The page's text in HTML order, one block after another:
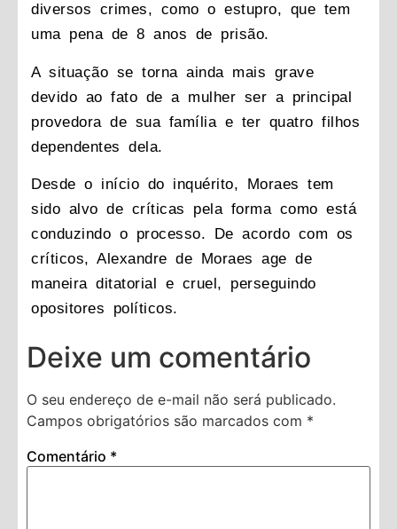
diversos crimes, como o estupro, que tem
uma pena de 8 anos de prisão.
A situação se torna ainda mais grave
devido ao fato de a mulher ser a principal
provedora de sua família e ter quatro filhos
dependentes dela.
Desde o início do inquérito, Moraes tem
sido alvo de críticas pela forma como está
conduzindo o processo. De acordo com os
críticos, Alexandre de Moraes age de
maneira ditatorial e cruel, perseguindo
opositores políticos.
Deixe um comentário
O seu endereço de e-mail não será publicado.
Campos obrigatórios são marcados com *
Comentário *